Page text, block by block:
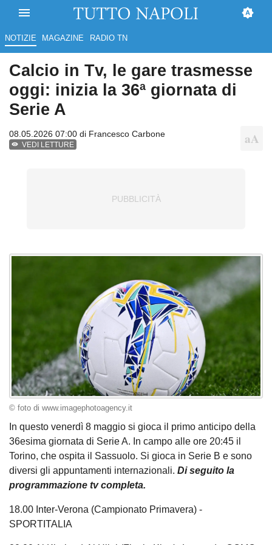
NOTIZIE MAGAZINE RADIO TN
Calcio in Tv, le gare trasmesse
oggi: inizia la 36ª giornata di
Serie A
08.05.2026 07:00 di Francesco Carbone
VEDI LETTURE
© foto di www.imagephotoagency.it
In questo venerdì 8 maggio si gioca il primo anticipo della
36esima giornata di Serie A. In campo alle ore 20:45 il
Torino, che ospita il Sassuolo. Si gioca in Serie B e sono
diversi gli appuntamenti internazionali. Di seguito la
programmazione tv completa.
18.00 Inter-Verona (Campionato Primavera) -
SPORTITALIA